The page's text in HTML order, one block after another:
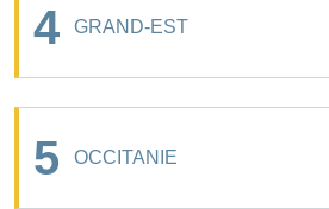
4 GRAND-EST
5 OCCITANIE